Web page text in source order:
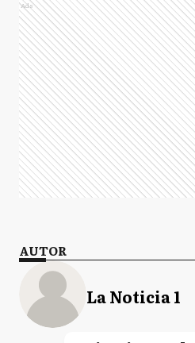
Ads
AUTOR
La Noticia 1